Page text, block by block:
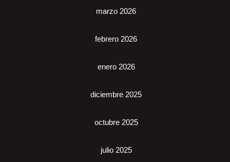
marzo 2026
febrero 2026
enero 2026
diciembre 2025
octubre 2025
julio 2025